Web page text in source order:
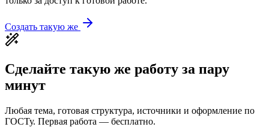
Создать такую же
Сделайте такую же работу за пару
минут
Любая тема, готовая структура, источники и оформление по
ГОСТу. Первая работа — бесплатно.